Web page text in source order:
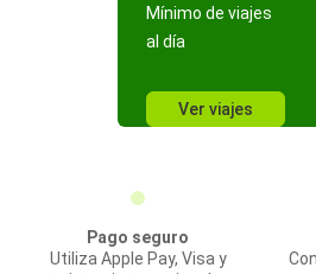
Mínimo de viajes
al día
Ver viajes
Pago seguro
Utiliza Apple Pay, Visa y